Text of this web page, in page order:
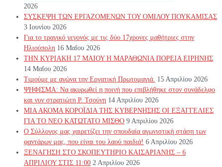
2026
ΣΥΣΚΕΨΗ ΤΩΝ ΕΡΓΑΖΟΜΕΝΩΝ ΤΟΥ ΟΜΙΛΟΥ ΠΟΥΚΑΜΙΣΑΣ
3 Ιουνίου 2026
Για το τραγικό γεγονός με τις δύο 17χρονες μαθήτριες στην
Ηλιούπολη 16 Μαΐου 2026
ΤΗΝ ΚΥΡΙΑΚΗ 17 ΜΑΙΟΥ Η ΜΑΡΑΘΩΝΙΑ ΠΟΡΕΙΑ ΕΙΡΗΝΗΣ
14 Μαΐου 2026
Τιμούμε με αγώνα την Εργατική Πρωτομαγιά. 15 Απριλίου 2026
ΨΗΦΙΣΜΑ: Να ακυρωθεί η ποινή που επιβλήθηκε στον συνάδελφο
και νυν στρατιώτη Ρ. Τσούνη 14 Απριλίου 2026
ΜΙΑ ΑΚΟΜΑ ΚΟΡΟΪΔΙΑ ΤΗΣ ΚΥΒΕΡΝΗΣΗΣ ΟΙ ΕΞΑΓΓΕΛΙΕΣ
ΓΙΑ ΤΟ ΝΕΟ ΚΑΤΩΤΑΤΟ ΜΙΣΘΟ 9 Απριλίου 2026
Ο Σύλλογος μας χαιρετίζει την σπουδαία αγωνιστική στάση των
φαντάρων μας, που είναι του λαού παιδιά! 6 Απριλίου 2026
ΞΕΝΑΓΗΣΗ ΣΤΟ ΣΚΟΠΕΥΤΗΡΙΟ ΚΑΙΣΑΡΙΑΝΗΣ – 6
ΑΠΡΙΛΙΟΥ ΣΤΙΣ 11:00 2 Απριλίου 2026